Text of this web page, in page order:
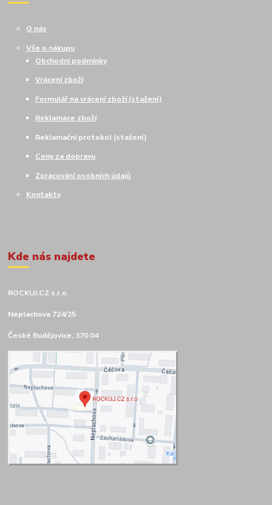
O nás
Vše o nákupu
Obchodní podmínky
Vrácení zboží
Formulář na vrácení zboží (stažení)
Reklamace zboží
Reklamační protokol (stažení)
Ceny za dopravu
Zpracování osobních údajů
Kontakty
Kde nás najdete
ROCKUJ.CZ s.r.o.
Neplachova 724/25
České Budějovice, 370 04